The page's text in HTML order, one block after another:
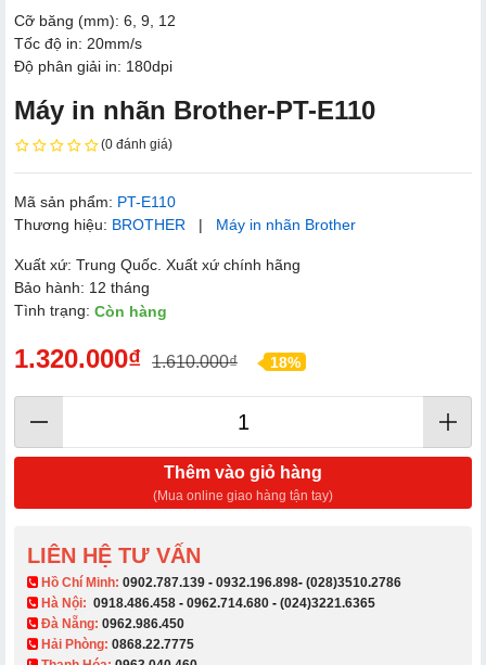
Cỡ băng (mm): 6, 9, 12
Tốc độ in: 20mm/s
Độ phân giải in: 180dpi
Máy in nhãn Brother-PT-E110
(0 đánh giá)
Mã sản phẩm: PT-E110
Thương hiệu: BROTHER | Máy in nhãn Brother
Xuất xứ: Trung Quốc. Xuất xứ chính hãng
Bảo hành: 12 tháng
Tình trạng: Còn hàng
1.320.000₫ 1.610.000₫ 18%
Thêm vào giỏ hàng
(Mua online giao hàng tận tay)
LIÊN HỆ TƯ VẤN
​ Hồ Chí Minh: 0902.787.139 - 0932.196.898- (028)3510.2786
Hà Nội: 0918.486.458 - 0962.714.680 - (024)3221.6365
Đà Nẵng: 0962.986.450
Hải Phòng: 0868.22.7775